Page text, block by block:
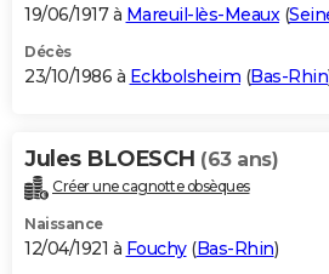
19/06/1917 à Mareuil-lès-Meaux(
Décès
23/10/1986 à Eckbolsheim (Bas-Rhin
Jules BLOESCH (63 ans)
Créer une cagnotte obsèques
Naissance
12/04/1921 à Fouchy(Bas-Rhin)